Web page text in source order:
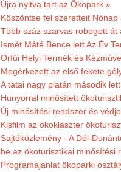
Újra nyitva tart az Ökopark »
Köszöntse fel szeretteit
Több száz szarvas robogott át
Ismét Máté Bence lett Az Év
Orfűi Helyi Termék és
Megérkezett az első fekete
A tatai nagy platán második
Hunyorral minősített
Új minősítési rendszer és
Kisfilm az ökoklaszter
Sajtóközlemény - A Dél-
be az ökoturisztikai minősítési
Programajánlat ökoparki